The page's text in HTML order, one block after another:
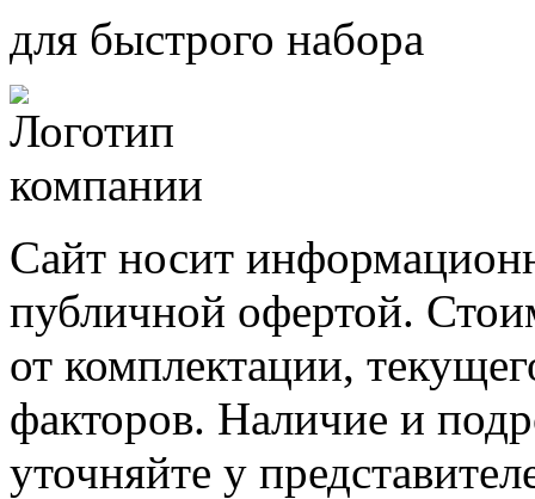
для быстрого набора
Сайт носит
публичной офертой.
от комплектации,
факторов. Наличие и
уточняйте у